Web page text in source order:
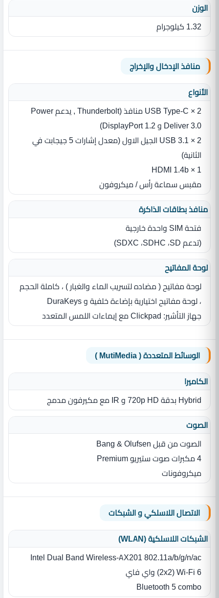
الوزن
1.32 كيلوجرام
منافذ الإدخال والإخراج
الأنواع
2 × USB Type-C منافذ (Thunderbolt , يدعم Power
Deliver 3.0 و DisplayPort 1.2)
2 × USB 3.1 الجيل الاول (معدل إشارات 5 جيجابت في
الثانية)
1 × HDMI 1.4b
مقبس سماعة رأس / ميكروفون
منافذ بطاقات الذاكرة
فتحة SIM‏ واحدة خارجية
(تدعم SD‏، SDHC‏، SDXC‏)
لوحة المفاتيح
لوحة مفاتيح ( مضاده لتسريب الماء والغبار ) ، كاملة الحجم
، لوحة مفاتيح اختيارية بإضاءة خلفية و DuraKeys
جهاز التأشير: Clickpad مع إيماءات اللمس المتعدد
الوسائط المتعددة ( MutiMedia )
الكاميرا
Hybrid بدقة 720p HD و IR مع مكيرفون مدمج
الصوت
الصوت من قبل Bang & Olufsen
4 مكبرات صوت ستيريو Premium
ميكروفونات
الاتصال اللاسلكي و الشبكات
الشبكات اللاسلكية (WLAN)
Intel Dual Band Wireless-AX201 802.11a/b/g/n/ac
(2x2) Wi-Fi 6 واي فاي
Bluetooth 5 combo